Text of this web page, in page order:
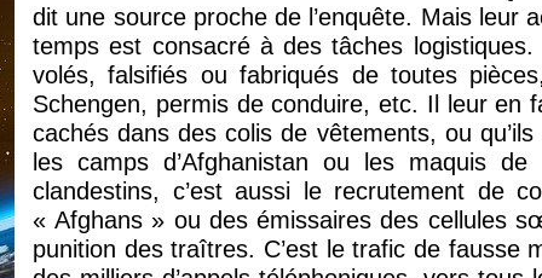
dit une source proche de l’enquête. Mais leur
temps est consacré à des tâches
volés, falsifiés ou fabriqués de toutes
Schengen, permis de conduire, etc. Il leur en
cachés dans des colis de vêtements, ou
les camps d’Afghanistan ou les maquis
clandestins, c’est aussi le recrutement de
« Afghans » ou des émissaires des cellules
punition des traîtres. C’est le trafic de fausse